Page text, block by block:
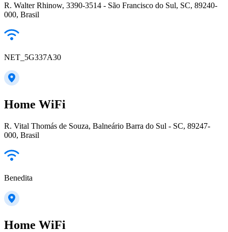
R. Walter Rhinow, 3390-3514 - São Francisco do Sul, SC, 89240-
000, Brasil
NET_5G337A30
Home WiFi
R. Vital Thomás de Souza, Balneário Barra do Sul - SC, 89247-
000, Brasil
Benedita
Home WiFi